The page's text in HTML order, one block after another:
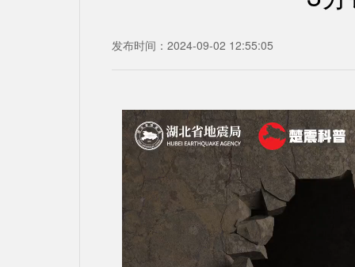
发布时间：2024-09-02 12:55:05